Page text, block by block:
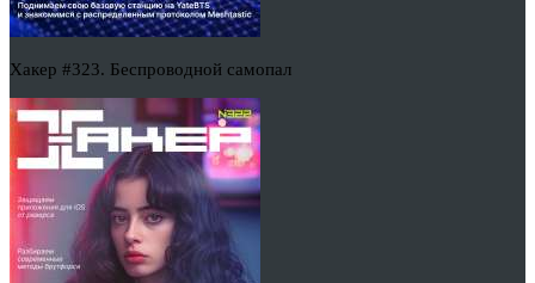
Хакер #323. Беспроводной самопал